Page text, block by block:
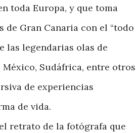
toda Europa, y que toma
Gran Canaria con el “todo
las legendarias olas de
Sudáfrica, entre otros
de experiencias
de vida.
retrato de la fotógrafa que